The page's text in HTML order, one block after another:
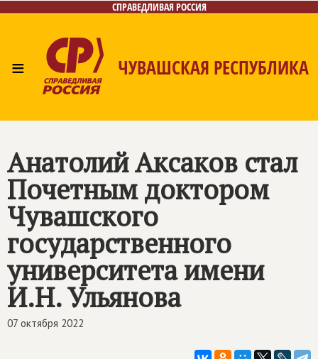
СПРАВЕДЛИВАЯ РОССИЯ
≡ ЧУВАШСКАЯ РЕСПУБЛИКА
Контакты
Анатолий Аксаков стал
Почетным доктором
Чувашского
государственного
университета имени
И.Н. Ульянова
07 октября 2022